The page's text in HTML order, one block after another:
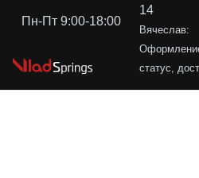
Пн-Пт 9:00-18:00
14
Вячеслав:
статус,